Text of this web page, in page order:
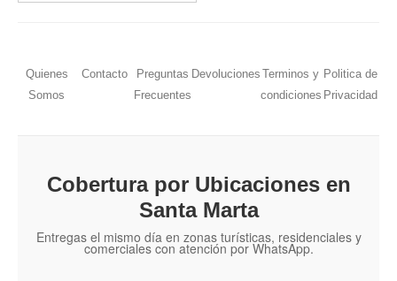
Quienes
Somos
Contacto
Preguntas
Frecuentes
Devoluciones Terminos y
condiciones
Politica de
Privacidad
Cobertura por Ubicaciones en
Santa Marta
Entregas el mismo día en zonas turísticas, residenciales y
comerciales con atención por WhatsApp.